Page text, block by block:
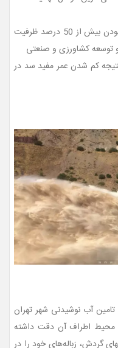
کم بودن آب در مخازن سد لتیان و خالی بودن بیش از 50 درصد ظرفیت
کشاورزی و صنعتی
کم شدن عمر مفید سد در
تامین آب نوشیدنی شهر تهران
اطراف آن دقت داشته
گردش، زباله‌های خود را در